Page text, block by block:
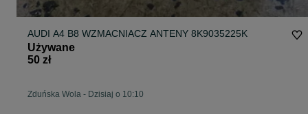
AUDI A4 B8 WZMACNIACZ ANTENY 8K9035225K
Używane
50 zł
Zduńska Wola - Dzisiaj o 10:10